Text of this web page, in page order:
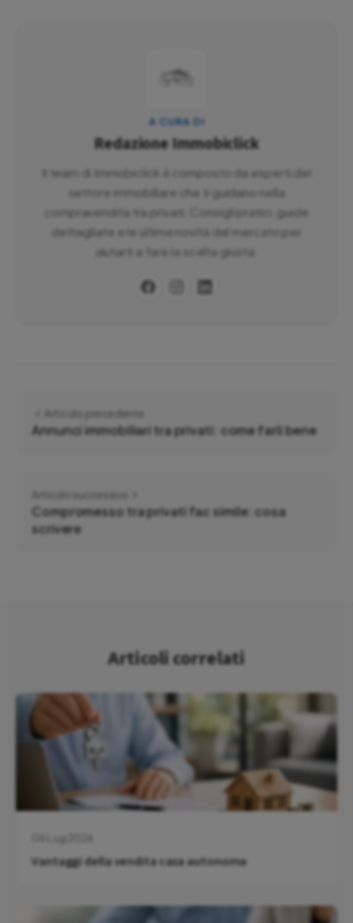
A CURA DI
Redazione Immobiclick
Il team di Immobiclick è composto da esperti del
settore immobiliare che ti guidano nella
compravendita tra privati. Consigli pratici, guide
dettagliate e le ultime novità del mercato per
aiutarti a fare la scelta giusta.
Articolo precedente
Annunci immobiliari tra privati: come farli bene
Articolo successivo
Compromesso tra privati fac simile: cosa
scrivere
Articoli correlati
Vantaggi della vendita casa autonoma